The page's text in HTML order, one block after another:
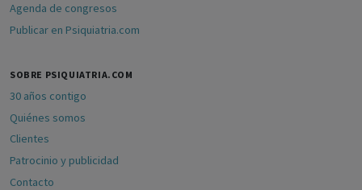
Agenda de congresos
Publicar en Psiquiatria.com
SOBRE PSIQUIATRIA.COM
30 años contigo
Quiénes somos
Clientes
Patrocinio y publicidad
Contacto